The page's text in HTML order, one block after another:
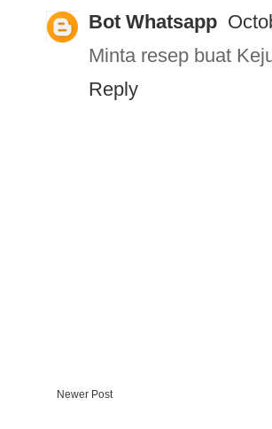
Bot Whatsapp
Minta resep buat
Reply
Newer Post